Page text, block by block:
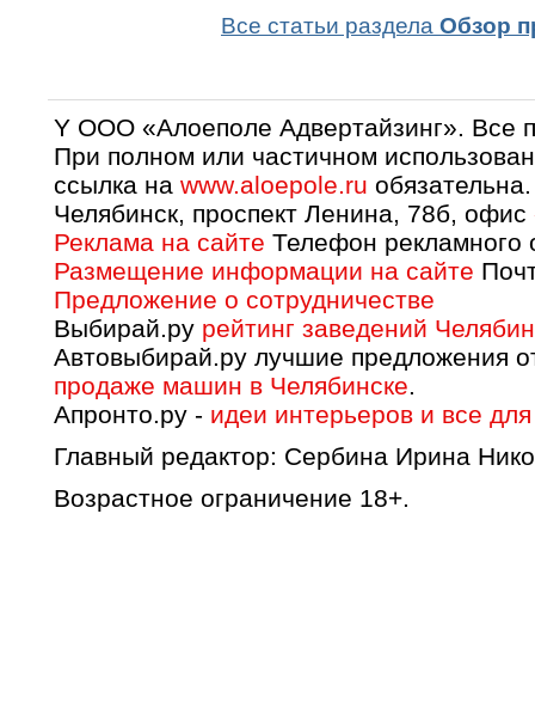
Все статьи раздела Обзор
Y OOO «Алоеполе Адвертайзинг».
При полном или частичном
ссылка на www.aloepole.ru обязательна.
Челябинск, проспект Ленина, 78б, офис
Реклама на сайте Телефон рекламного
Размещение информации на сайте
Предложение о сотрудничестве
Выбирай.ру рейтинг заведений
Автовыбирай.ру лучшие предложения
продаже машин в Челябинске.
Апронто.ру - идеи интерьеров и все
Главный редактор: Сербина Ирина
Возрастное ограничение 18+.